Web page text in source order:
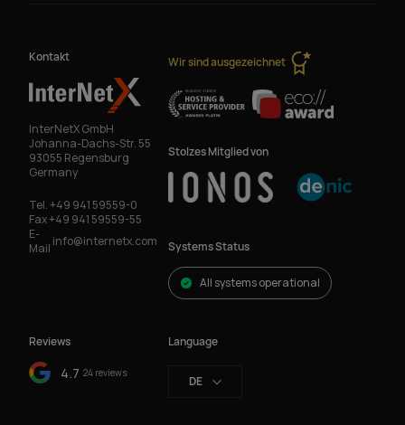
Kontakt
InterNetX GmbH
Johanna-Dachs-Str. 55
93055 Regensburg
Germany
Tel.+49 941 59559-0
Fax+49 941 59559-55
E-
Mail info@internetx.com
Wir sind ausgezeichnet
Stolzes Mitglied von
Reviews
4.7 24 reviews
Systems Status
All systems operational
Language
DE